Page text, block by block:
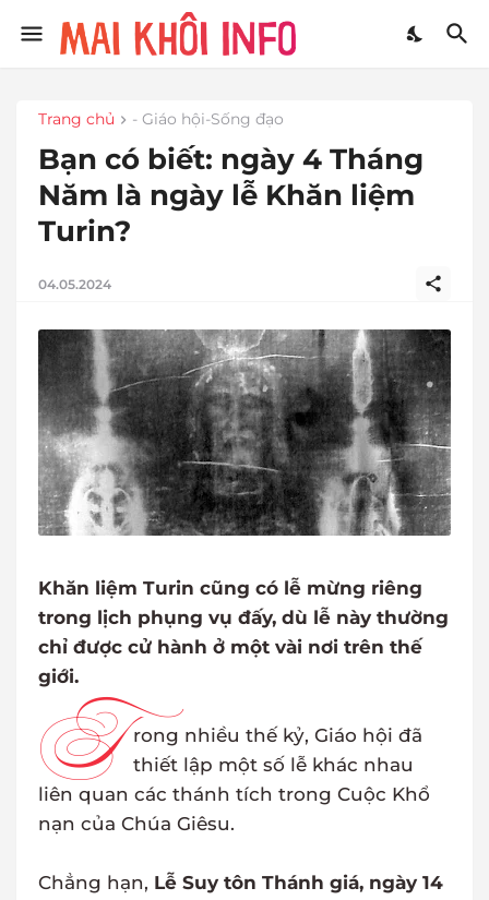
Trang chủ - Giáo hội-Sống đạo
Bạn có biết: ngày 4 Tháng
Năm là ngày lễ Khăn liệm
Turin?
04.05.2024
Khăn liệm Turin cũng có lễ mừng riêng
trong lịch phụng vụ đấy, dù lễ này thường
chỉ được cử hành ở một vài nơi trên thế
giới.
T rong nhiều thế kỷ, Giáo hội đã
thiết lập một số lễ khác nhau
liên quan các thánh tích trong Cuộc Khổ
nạn của Chúa Giêsu.
Chẳng hạn, Lễ Suy tôn Thánh giá, ngày 14